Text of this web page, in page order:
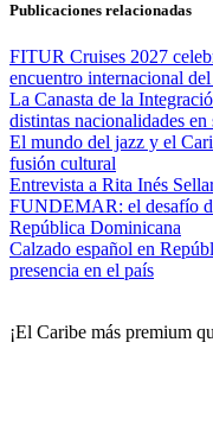
Publicaciones relacionadas
FITUR Cruises 2027
encuentro internacional
La Canasta de la
distintas nacionalidades
El mundo del jazz y el
fusión cultural
Entrevista a Rita Inés
FUNDEMAR: el desafío
República Dominicana
Calzado español en
presencia en el país
¡El Caribe más premium